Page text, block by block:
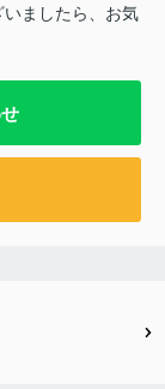
ましたら、お気